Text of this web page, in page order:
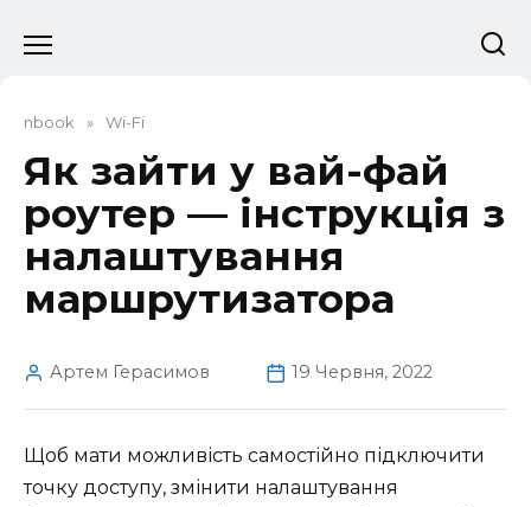
до
nbook » Wi-Fi
Як зайти у вай-фай
роутер — інструкція з
налаштування
маршрутизатора
Артем Герасимов 19 Червня, 2022
Щоб мати можливість самостійно підключити
точку доступу, змінити налаштування